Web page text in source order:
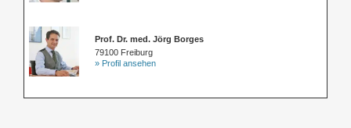
Prof. Dr. med. Jörg Borges
79100 Freiburg
» Profil ansehen